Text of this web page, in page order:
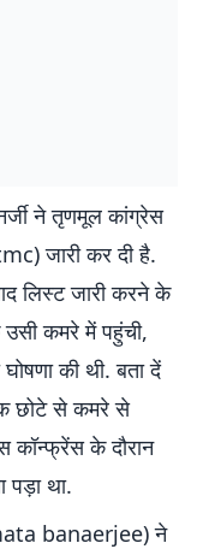
ने तृणमूल कांग्रेस
जारी कर दी है.
लिस्ट जारी करने के
उसी कमरे में पहुंची,
की थी. बता दें
छोटे से कमरे से
कॉन्फ्रेंस के दौरान
पड़ा था.
banaerjee) ने